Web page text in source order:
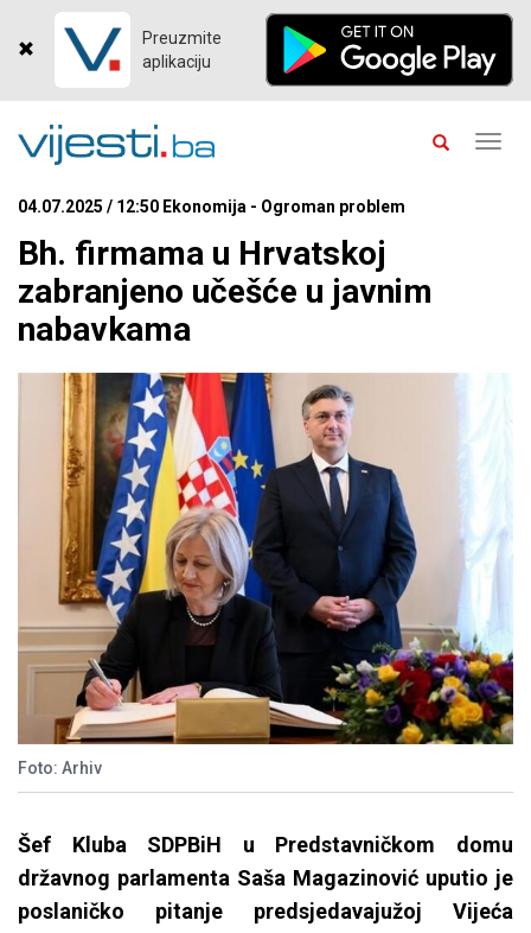
Preuzmite
aplikaciju
04.07.2025 / 12:50 Ekonomija - Ogroman problem
Bh. firmama u Hrvatskoj
zabranjeno učešće u javnim
nabavkama
Foto: Arhiv
Šef Kluba SDPBiH u Predstavničkom domu
državnog parlamenta Saša Magazinović uputio je
poslaničko pitanje predsjedavajužoj Vijeća